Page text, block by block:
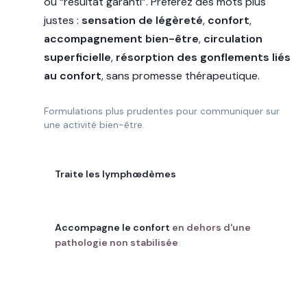
justes : sensation de légèreté, confort,
accompagnement bien-être, circulation
superficielle, résorption des gonflements liés
au confort, sans promesse thérapeutique.
Formulations plus prudentes pour communiquer sur
une activité bien-être.
Traite les lymphœdèmes
Accompagne le confort en dehors d'une
pathologie non stabilisée